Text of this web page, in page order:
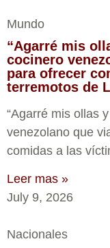
Mundo
“Agarré mis
cocinero
para ofrecer
terremotos de
“Agarré mis ollas
venezolano que
comidas a las
Leer mas »
July 9, 2026
Nacionales